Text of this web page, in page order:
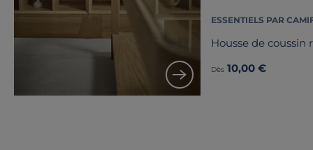
ESSENTIELS PAR
Housse de coussin
Dès 10,00 €